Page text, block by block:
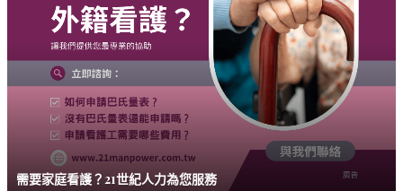
需要家庭看護？21世紀人力為您服務